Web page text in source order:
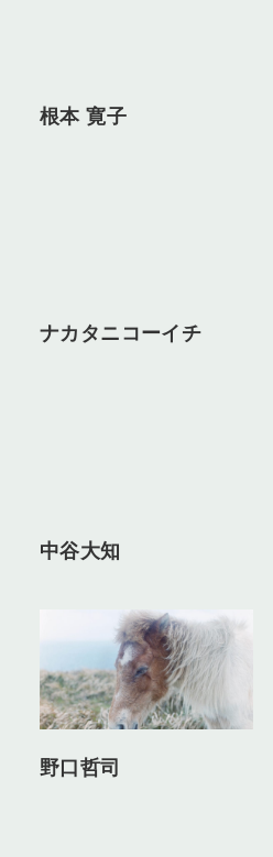
根本 寛子
ナカタニコーイチ
中谷大知
野口哲司